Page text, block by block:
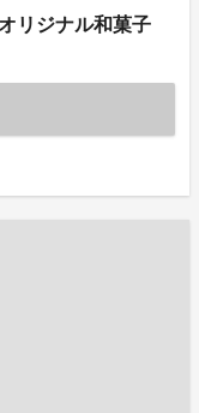
リジナル和菓子